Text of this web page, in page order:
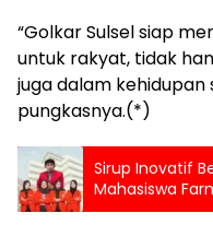
“Golkar Sulsel siap
untuk rakyat, tidak
juga dalam
pungkasnya.(*)
Sirup Inovatif
Mahasiswa
Cegah Stunting